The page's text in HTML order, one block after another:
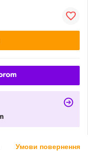
Умови повернення